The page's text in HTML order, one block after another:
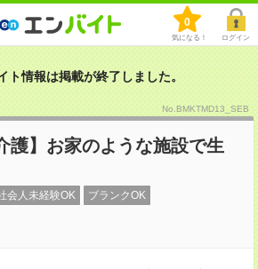
0
気になる！ ログイン
ト情報は掲載が終了しました。
No.BMKTMD13_SEB
護】お家のような施設で生
会人未経験OK ブランクOK